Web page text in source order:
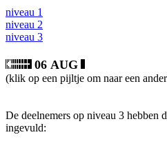
niveau 1
niveau 2
niveau 3
06 AUG
(klik op een pijltje om naar een
De deelnemers op niveau 3 hebben
ingevuld: